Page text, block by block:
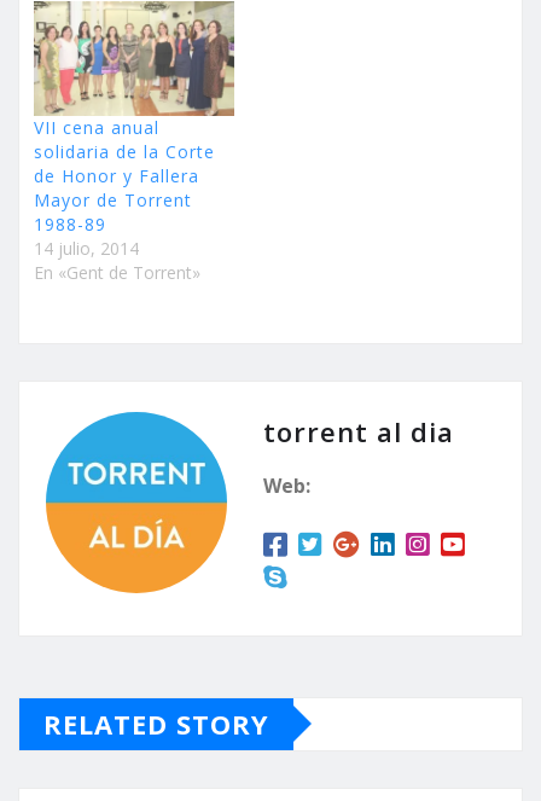
VII cena anual
solidaria de la Corte
de Honor y Fallera
Mayor de Torrent
1988-89
14 julio, 2014
En «Gent de Torrent»
torrent al dia
Web:
RELATED STORY